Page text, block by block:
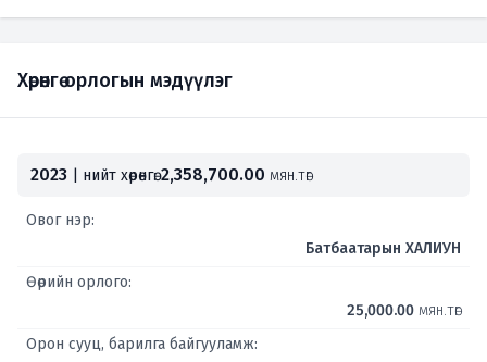
Хөрөнгө орлогын мэдүүлэг
2023 | нийт хөрөнгө:2,358,700.00 мян.төг
Овог нэр:
Батбаатарын ХАЛИУН
Өөрийн орлого:
25,000.00 мян.төг
Орон сууц, барилга байгууламж: